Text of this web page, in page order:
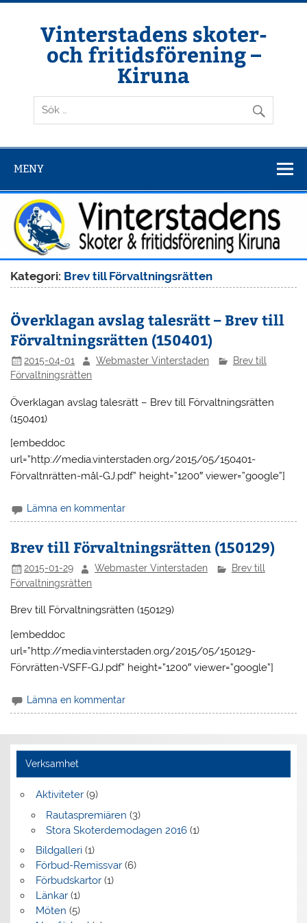
Hoppa
Vinterstadens skoter-
och fritidsförening –
Kiruna
Din ljuslykta i vintermörkret
MENY
Kategori: Brev till Förvaltningsrätten
Överklagan avslag talesrätt – Brev till
Förvaltningsrätten (150401)
2015-04-01 Webmaster Vinterstaden
Brev till
Förvaltningsrätten
Överklagan avslag talesrätt – Brev till Förvaltningsrätten
(150401)
[embeddoc
url=”http://media.vinterstaden.org/2015/05/150401-
Förvaltnrätten-mål-GJ.pdf” height=”1200″ viewer=”google”]
Lämna en kommentar
Brev till Förvaltningsrätten (150129)
2015-01-29 Webmaster Vinterstaden
Brev till
Förvaltningsrätten
Brev till Förvaltningsrätten (150129)
[embeddoc
url=”http://media.vinterstaden.org/2015/05/150129-
Förvrätten-VSFF-GJ.pdf” height=”1200″ viewer=”google”]
Lämna en kommentar
Verksamhet
Aktiviteter(9)
Rautaspremiären (3)
Stora Skoterdemodagen 2016(1)
Bildgalleri(1)
Förbud-Remissvar(6)
Förbudskartor(1)
Länkar(1)
Möten (5)